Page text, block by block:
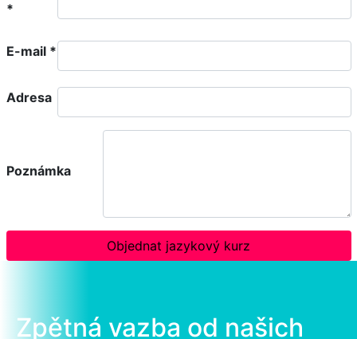
*
E-mail *
Adresa
Poznámka
Objednat jazykový kurz
Zpětná vazba od našich